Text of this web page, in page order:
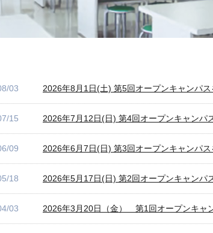
03 2026年8月1日(土) 第5回オープンキャンパ
15 2026年7月12日(日) 第4回オープンキャンパ
09 2026年6月7日(日) 第3回オープンキャンパ
18 2026年5月17日(日) 第2回オープンキャンパ
03 2026年3月20日（金） 第1回オープンキャ